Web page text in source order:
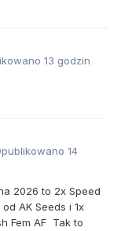
13 godzin
14
2026 to 2x Speed
AK Seeds i 1x
Fem AF Tak to